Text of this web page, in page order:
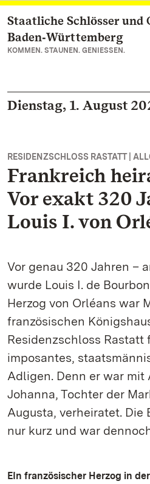
Zum Hauptinhalt springen
Staatliche Schlösser und
Baden‑Württemberg
KOMMEN. STAUNEN. GENIESSEN.
Dienstag, 1. August
RESIDENZSCHLOSS RASTATT |
Frankreich
Vor exakt 320
Louis I. von
Vor genau 320 Jahren –
wurde Louis I. de
Herzog von Orléans war
französischen
Residenzschloss Rastatt
imposantes,
Adligen. Denn er war mit
Johanna, Tochter der
Augusta, verheiratet. Die
nur kurz und war
EIn französischer Herzog in